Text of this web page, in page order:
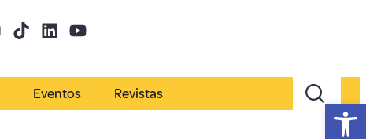
Eventos Revistas